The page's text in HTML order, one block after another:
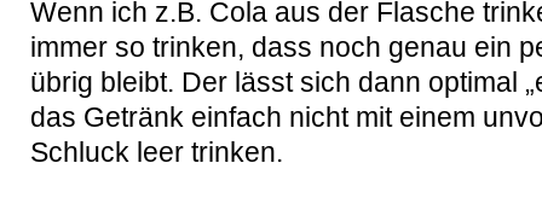
Wenn ich z.B. Cola aus der Flasche
immer so trinken, dass noch genau ein
übrig bleibt. Der lässt sich dann optimal
das Getränk einfach nicht mit einem
Schluck leer trinken.